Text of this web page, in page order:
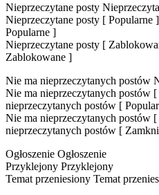
Nieprzeczytane posty
Nieprzeczytane posty [ Popularne ]
Popularne ]
Nieprzeczytane posty [
Zablokowane ]
Nie ma nieprzeczytanych postów
Nie ma nieprzeczytanych postów
nieprzeczytanych postów [
Nie ma nieprzeczytanych postów
nieprzeczytanych postów [
Ogłoszenie Ogłoszenie
Przyklejony Przyklejony
Temat przeniesiony Temat